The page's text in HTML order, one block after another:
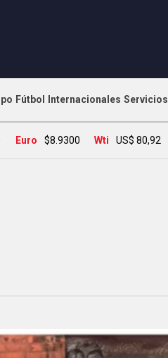
Fútbol Internacionales Servicios
Euro $8.9300 Wti US$ 80,92